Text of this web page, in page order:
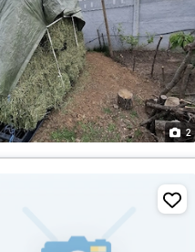
2